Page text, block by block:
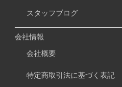
スタッフブログ
会社情報
会社概要
特定商取引法に基づく表記